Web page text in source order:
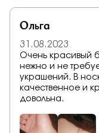
Ольга
31.08.2023
Очень красивый
нежно и не
украшений. В носке удобен. Действительно
качественное и
довольна.